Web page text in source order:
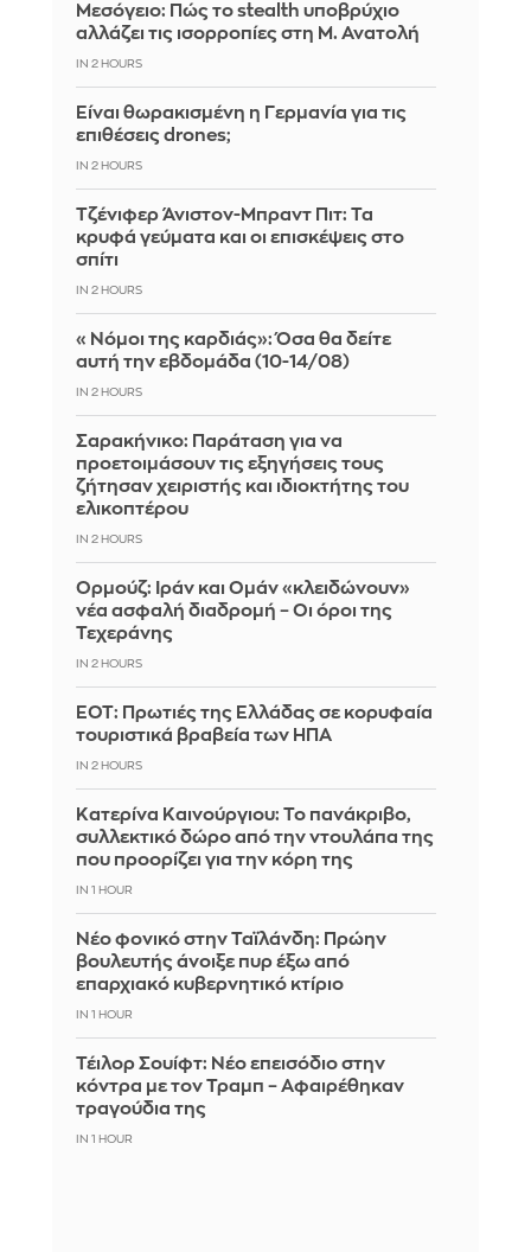
Μεσόγειο: Πώς το stealth υποβρύχιο
αλλάζει τις ισορροπίες στη Μ. Ανατολή
IN 2 HOURS
Είναι θωρακισμένη η Γερμανία για τις
επιθέσεις drones;
IN 2 HOURS
Τζένιφερ Άνιστον-Μπραντ Πιτ: Τα
κρυφά γεύματα και οι επισκέψεις στο
σπίτι
IN 2 HOURS
«Νόμοι της καρδιάς»: Όσα θα δείτε
αυτή την εβδομάδα (10-14/08)
IN 2 HOURS
Σαρακήνικο: Παράταση για να
προετοιμάσουν τις εξηγήσεις τους
ζήτησαν χειριστής και ιδιοκτήτης του
ελικοπτέρου
IN 2 HOURS
Ορμούζ: Ιράν και Ομάν «κλειδώνουν»
νέα ασφαλή διαδρομή – Οι όροι της
Τεχεράνης
IN 2 HOURS
ΕΟΤ: Πρωτιές της Ελλάδας σε κορυφαία
τουριστικά βραβεία των ΗΠΑ
IN 2 HOURS
Κατερίνα Καινούργιου: Το πανάκριβο,
συλλεκτικό δώρο από την ντουλάπα της
που προορίζει για την κόρη της
IN 1 HOUR
Νέο φονικό στην Ταϊλάνδη: Πρώην
βουλευτής άνοιξε πυρ έξω από
επαρχιακό κυβερνητικό κτίριο
IN 1 HOUR
Τέιλορ Σουίφτ: Νέο επεισόδιο στην
κόντρα με τον Τραμπ – Αφαιρέθηκαν
τραγούδια της
IN 1 HOUR